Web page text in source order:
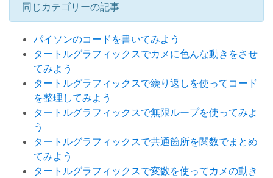
同じカテゴリーの記事
パイソンのコードを書いてみよう
タートルグラフィックスでカメに色んな動きをさせ
てみよう
タートルグラフィックスで繰り返しを使ってコード
を整理してみよう
タートルグラフィックスで無限ループを使ってみよ
う
タートルグラフィックスで共通箇所を関数でまとめ
てみよう
タートルグラフィックスで変数を使ってカメの動き